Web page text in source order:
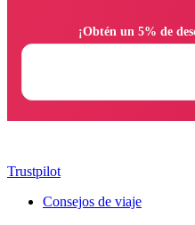
Trustpilot
Consejos de viaje